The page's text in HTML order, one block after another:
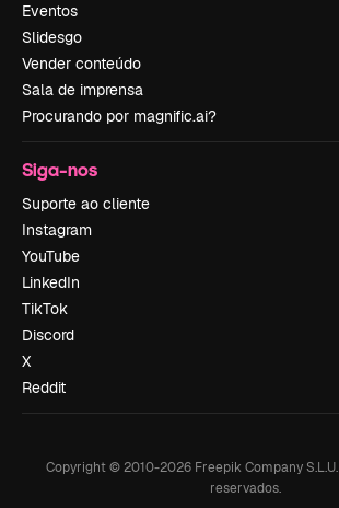
Eventos
Slidesgo
Vender conteúdo
Sala de imprensa
Procurando por magnific.ai?
Siga-nos
Suporte ao cliente
Instagram
YouTube
LinkedIn
TikTok
Discord
X
Reddit
Copyright © 2010-2026Freepik Company S.L.U.
reservados.